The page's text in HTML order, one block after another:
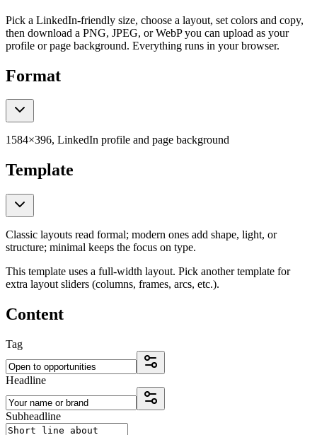
Pick a LinkedIn-friendly size, choose a layout, set colors and copy,
then download a PNG, JPEG, or WebP you can upload as your
profile or page background. Everything runs in your browser.
Format
1584×396, LinkedIn profile and page background
Template
Classic layouts read formal; modern ones add shape, light, or
structure; minimal keeps the focus on type.
This template uses a full-width layout. Pick another template for
extra layout sliders (columns, frames, arcs, etc.).
Content
Tag
Headline
Subheadline